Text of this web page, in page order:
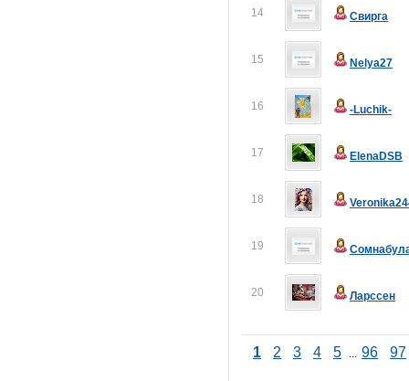
14 Свирга
15 Nelya27
16 -Luchik-
17 ElenaDSB
18
19
20 Ларссен
1 2 3 4 5 ... 96 97